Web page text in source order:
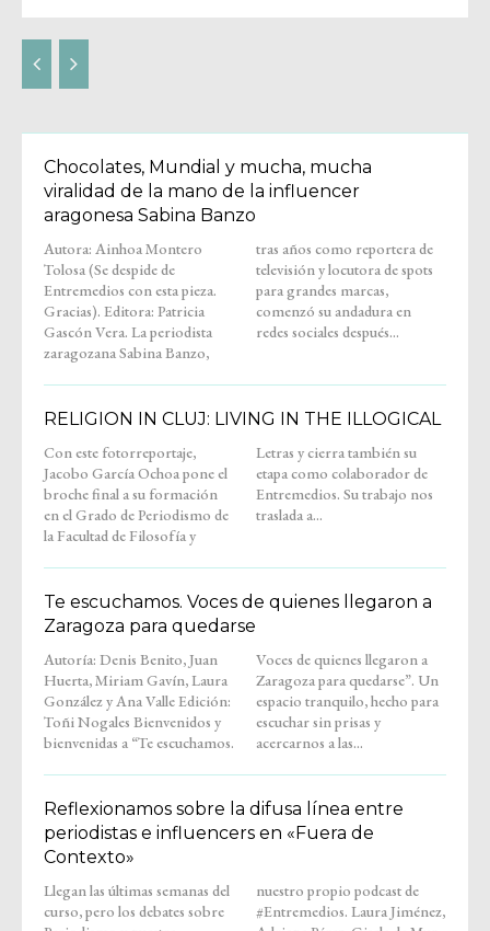
Chocolates, Mundial y mucha, mucha
viralidad de la mano de la influencer
aragonesa Sabina Banzo
Autora: Ainhoa Montero
Tolosa (Se despide de
Entremedios con esta pieza.
Gracias). Editora: Patricia
Gascón Vera. La periodista
zaragozana Sabina Banzo,
tras años como reportera de
televisión y locutora de spots
para grandes marcas,
comenzó su andadura en
redes sociales después...
RELIGION IN CLUJ: LIVING IN THE ILLOGICAL
Con este fotorreportaje,
Jacobo García Ochoa pone el
broche final a su formación
en el Grado de Periodismo de
la Facultad de Filosofía y
Letras y cierra también su
etapa como colaborador de
Entremedios. Su trabajo nos
traslada a...
Te escuchamos. Voces de quienes llegaron a
Zaragoza para quedarse
Autoría: Denis Benito, Juan
Huerta, Miriam Gavín, Laura
González y Ana Valle Edición:
Toñi Nogales Bienvenidos y
bienvenidas a “Te escuchamos.
Voces de quienes llegaron a
Zaragoza para quedarse”. Un
espacio tranquilo, hecho para
escuchar sin prisas y
acercarnos a las...
Reflexionamos sobre la difusa línea entre
periodistas e influencers en «Fuera de
Contexto»
Llegan las últimas semanas del
curso, pero los debates sobre
nuestro propio podcast de
#Entremedios. Laura Jiménez,